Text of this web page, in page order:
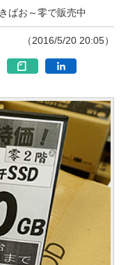
ばお～零で販売中
（2016/5/20 20:05）